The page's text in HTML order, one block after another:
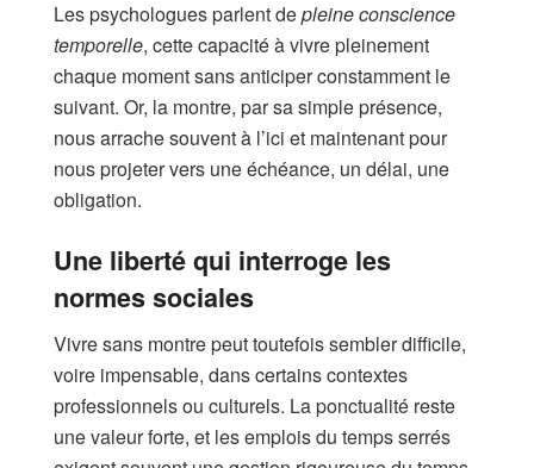
Les psychologues parlent depleine conscience
temporelle, cette capacité à vivre pleinement
chaque moment sans anticiper constamment le
suivant. Or, la montre, par sa simple présence,
nous arrache souvent à l’ici et maintenant pour
nous projeter vers une échéance, un délai, une
obligation.
Une liberté qui interroge les
normes sociales
Vivre sans montre peut toutefois sembler difficile,
voire impensable, dans certains contextes
professionnels ou culturels. La ponctualité reste
une valeur forte, et les emplois du temps serrés